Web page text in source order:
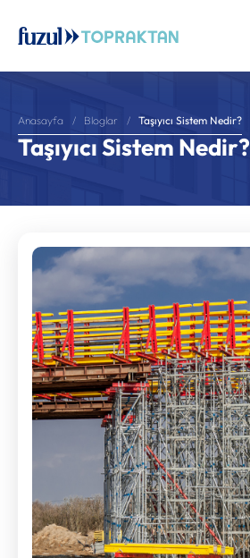
Anasayfa Bloglar Taşıyıcı Sistem Nedir​?
Taşıyıcı Sistem Nedir​?